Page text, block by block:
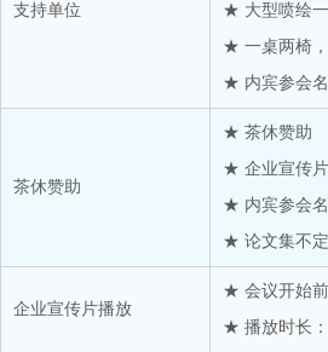
康泰斯（上海）化学工程有限
洛阳海惠新材料股份有限公
汕头市宏鼎晟塑胶有限公
上海嘉德能通新材料科技有
上海仕进国际贸易有限公司
支持单位
★ 大型喷绘
★ 一桌两椅
★ 内宾参会
茶休赞助
★ 茶休赞助
★ 企业宣传
★ 内宾参会
★ 论文集不
企业宣传片播放
★ 会议开始
★ 播放时长